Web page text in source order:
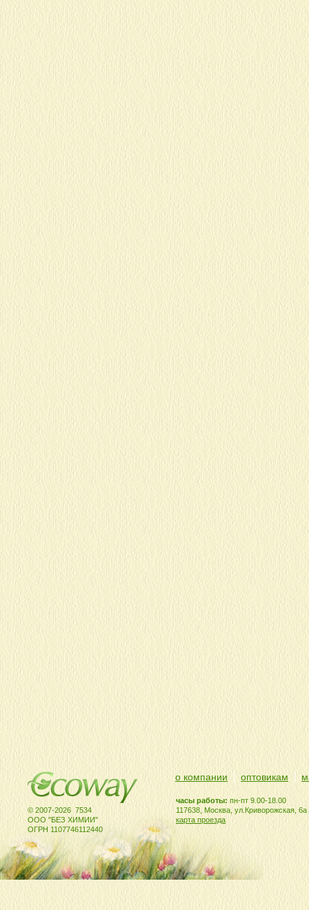
© 2007-2026 7534
ООО "БЕЗ ХИМИИ"
ОГРН 1107746112440
часы работы: пн-пт 9.00-18.00
117638, Москва, ул.Криворожская, 6а
карта проезда
о компании оптовикам